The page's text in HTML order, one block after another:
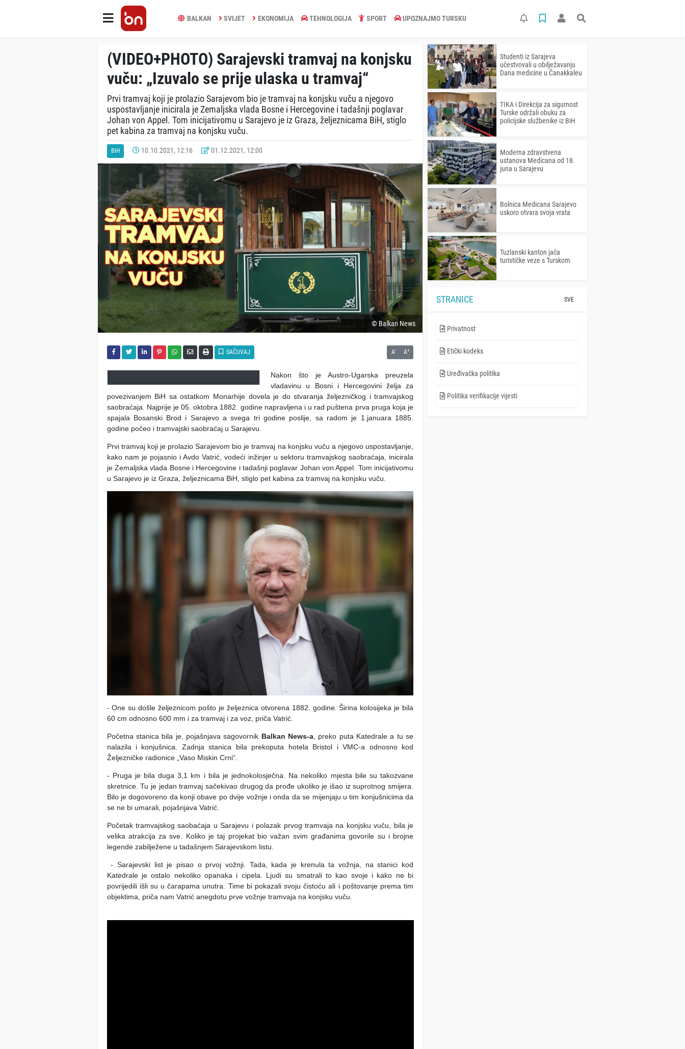
BALKAN SVIJET EKONOMIJA TEHNOLOGIJA SPORT UPOZNAJMO TURSKU
(VIDEO+PHOTO) Sarajevski tramvaj na konjsku
vuču: „Izuvalo se prije ulaska u tramvaj“
Prvi tramvaj koji je prolazio Sarajevom bio je tramvaj na konjsku vuču a njegovo
uspostavljanje inicirala je Zemaljska vlada Bosne i Hercegovine i tadašnji poglavar
Johan von Appel. Tom inicijativomu u Sarajevo je iz Graza, željeznicama BiH, stiglo
pet kabina za tramvaj na konjsku vuču.
BIH 10.10.2021, 12:16 01.12.2021, 12:00
© Balkan News
SAČUVAJ A- A+
Nakon što je Austro-Ugarska preuzela
vladavinu u Bosni i Hercegovini želja za
povezivanjem BiH sa ostatkom Monarhije dovela je do stvaranja željezničkog i tramvajskog
saobraćaja. Najprije je 05. oktobra 1882. godine napravljena i u rad puštena prva pruga koja je
spajala Bosanski Brod i Sarajevo a svega tri godine poslije, sa radom je 1.januara 1885.
godine počeo i tramvajski saobraćaj u Sarajevu.
Prvi tramvaj koji je prolazio Sarajevom bio je tramvaj na konjsku vuču a njegovo uspostavljanje,
kako nam je pojasnio i Avdo Vatrić, vodeći inžinjer u sektoru tramvajskog saobraćaja, inicirala
je Zemaljska vlada Bosne i Hercegovine i tadašnji poglavar Johan von Appel. Tom inicijativomu
u Sarajevo je iz Graza, željeznicama BiH, stiglo pet kabina za tramvaj na konjsku vuču.
- One su došle željeznicom pošto je željeznica otvorena 1882. godine. Širina kolosijeka je bila
60 cm odnosno 600 mm i za tramvaj i za voz, priča Vatrić.
Početna stanica bila je, pojašnjava sagovornik Balkan News-a , preko puta Katedrale a tu se
nalazila i konjušnica. Zadnja stanica bila prekoputa hotela Bristol i VMC-a odnosno kod
Željezničke radionice „Vaso Miskin Crni“.
- Pruga je bila duga 3,1 km i bila je jednokolosječna. Na nekoliko mjesta bile su takozvane
skretnice. Tu je jedan tramvaj sačekivao drugog da prođe ukoliko je išao iz suprotnog smijera.
Bilo je dogovoreno da konji obave po dvije vožnje i onda da se mijenjaju u tim konjušnicima da
se ne bi umarali, pojašnjava Vatrić.
Početak tramvajskog saobaćaja u Sarajevu i polazak prvog tramvaja na konjsku vuču, bila je
velika atrakcija za sve. Koliko je taj projekat bio važan svim građanima govorile su i brojne
legende zabilježene u tadašnjem Sarajevskom listu.
- Sarajevski list je pisao o prvoj vožnji. Tada, kada je krenula ta vožnja, na stanici kod
Katedrale je ostalo nekoliko opanaka i cipela. Ljudi su smatrali to kao svoje i kako ne bi
povrijedili išli su u čarapama unutra. Time bi pokazali svoju čistoću ali i poštovanje prema tim
objektima, priča nam Vatrić anegdotu prve vožnje tramvaja na konjsku vuču.
Studenti iz Sarajeva
učestvovali u obilježavanju
Dana medicine u Čanakkaleu
TIKA i Direkcija za sigurnost
Turske održali obuku za
policijske službenike iz BiH
Moderna zdravstvena
ustanova Medicana od 18.
juna u Sarajevu
Bolnica Medicana Sarajevo
uskoro otvara svoja vrata
Tuzlanski kanton jača
turističke veze s Turskom
STRANICE SVE
Privatnost
Etički kodeks
Uređivačka politika
Politika verifikacije vijesti